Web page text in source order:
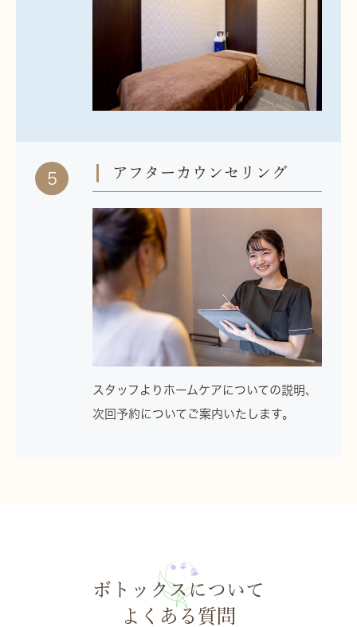
5 アフターカウンセリング
スタッフよりホームケアについての説明、
次回予約についてご案内いたします。
ボトックスについて
よくある質問